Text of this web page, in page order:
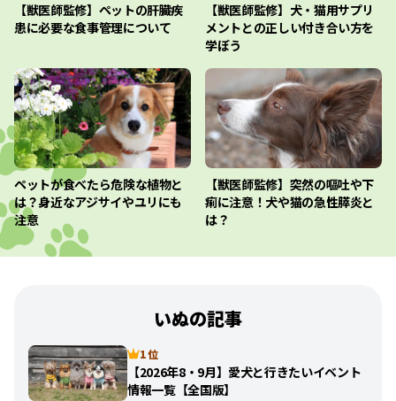
【獣医師監修】ペットの肝臓疾
患に必要な食事管理について
【獣医師監修】犬・猫用サプリ
メントとの正しい付き合い方を
学ぼう
ペットが食べたら危険な植物と
は？身近なアジサイやユリにも
注意
【獣医師監修】突然の嘔吐や下
痢に注意！犬や猫の急性膵炎と
は？
いぬの記事
1 位
【2026年8・9月】愛犬と行きたいイベント
情報一覧【全国版】